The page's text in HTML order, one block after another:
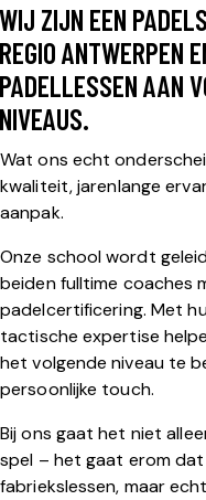
WIJ ZIJN EEN
REGIO ANTWERPEN
PADELLESSEN AAN
NIVEAUS.
Wat ons echt
kwaliteit, jarenlange
aanpak.
Onze school wordt
beiden fulltime coaches
padelcertificering. Met
tactische expertise
het volgende niveau te
persoonlijke touch.
Bij ons gaat het niet
spel – het gaat erom
fabriekslessen, maar